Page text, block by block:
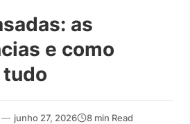
as
e como
— junho 27, 2026 8 min Read